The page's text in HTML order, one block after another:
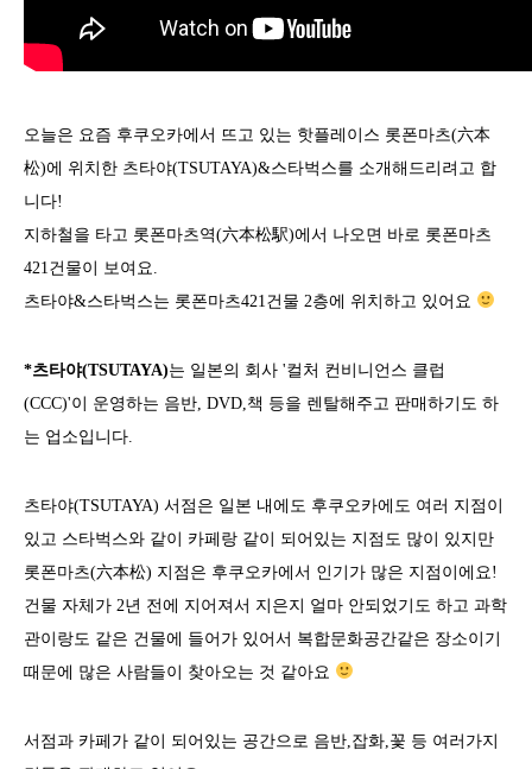
오늘은 요즘 후쿠오카에서 뜨고 있는 핫플레이스 롯폰마츠(六本
松)에 위치한 츠타야(TSUTAYA)&스타벅스를 소개해드리려고 합
니다!
지하철을 타고 롯폰마츠역(六本松駅)에서 나오면 바로 롯폰마츠
421건물이 보여요.
츠타야&스타벅스는 롯폰마츠421건물 2층에 위치하고 있어요
*츠타야(TSUTAYA)는 일본의 회사 '컬처 컨비니언스 클럽
(CCC)'이 운영하는 음반, DVD,책 등을 렌탈해주고 판매하기도 하
는 업소입니다.
츠타야(TSUTAYA) 서점은 일본 내에도 후쿠오카에도 여러 지점이
있고 스타벅스와 같이 카페랑 같이 되어있는 지점도 많이 있지만
롯폰마츠(六本松) 지점은 후쿠오카에서 인기가 많은 지점이에요!
건물 자체가 2년 전에 지어져서 지은지 얼마 안되었기도 하고 과학
관이랑도 같은 건물에 들어가 있어서 복합문화공간같은 장소이기
때문에 많은 사람들이 찾아오는 것 같아요
서점과 카페가 같이 되어있는 공간으로 음반,잡화,꽃 등 여러가지